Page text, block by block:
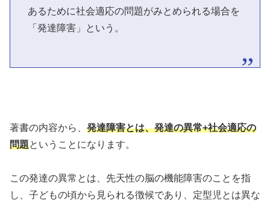
あるために社会適応の問題がみとめられる場合を
「発達障害」という。
著書の内容から、 発達障害とは、発達の異常+社会適応の
問題ということになります。
この発達の異常とは、先天性の脳の機能障害のことを指
し、子どもの頃から見られる徴候であり、定型児とは異な